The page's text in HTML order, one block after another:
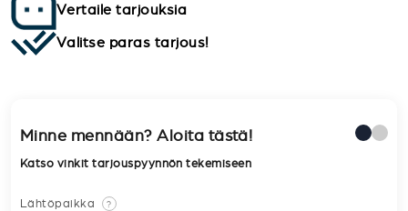
Vertaile tarjouksia
Valitse paras tarjous!
Minne mennään? Aloita tästä!
Katso vinkit tarjouspyynnön tekemiseen
Lähtöpaikka ?